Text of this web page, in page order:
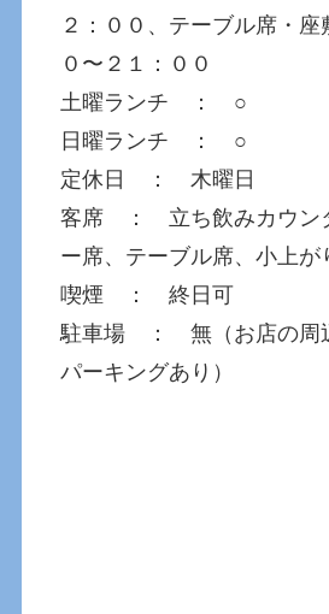
２：００、テーブル席・座
０〜２１：００
土曜ランチ ： ○
日曜ランチ ： ○
定休日 ： 木曜日
客席 ： 立ち飲みカウン
ー席、テーブル席、小上が
喫煙 ： 終日可
駐車場 ： 無（お店の周
パーキングあり）